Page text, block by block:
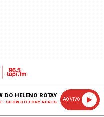
DO HELENO ROTAY
- SHOW DO TONY NUNES
AO VIVO